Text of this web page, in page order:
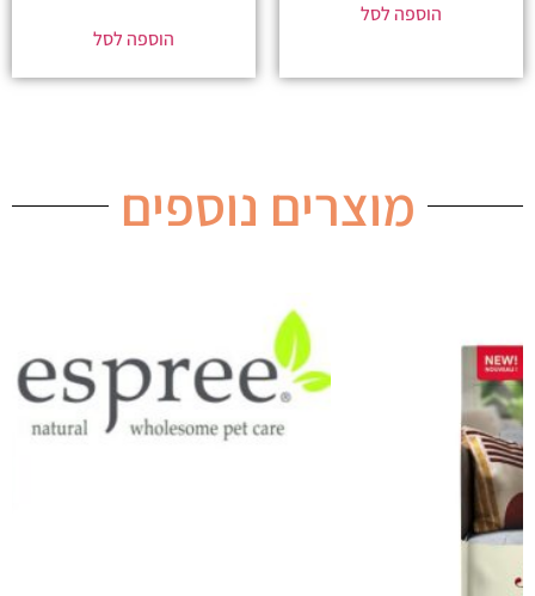
הוספה לסל
הוספה לסל
מוצרים נוספים